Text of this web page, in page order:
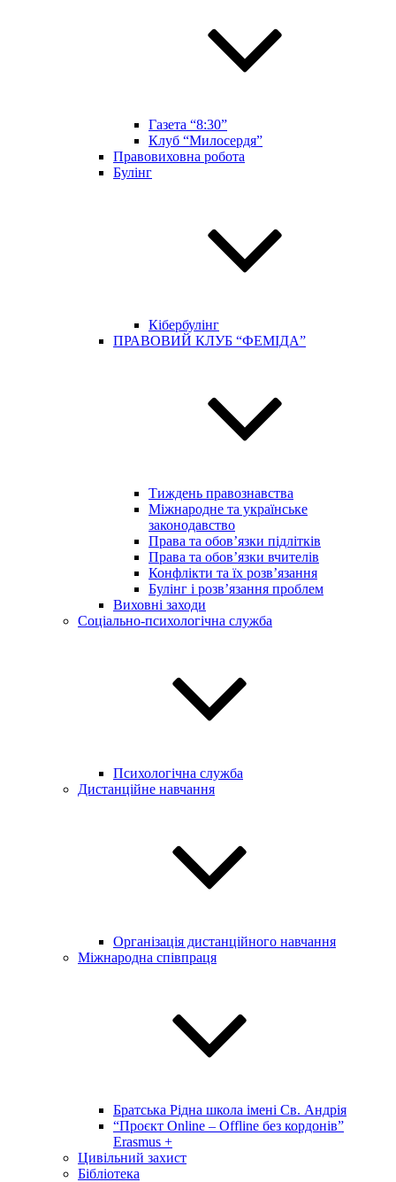
Газета “8:30”
Клуб “Милосердя”
Правовиховна робота
Булінг
Кібербулінг
ПРАВОВИЙ КЛУБ “ФЕМІДА”
Тиждень правознавства
Міжнародне та українське
законодавство
Права та обов’язки підлітків
Права та обов’язки вчителів
Конфлікти та їх розв’язання
Булінг і розв’язання проблем
Виховні заходи
Соціально-психологічна служба
Психологічна служба
Дистанційне навчання
Організація дистанційного навчання
Міжнародна співпраця
Братська Рідна школа імені Св. Андрія
“Проєкт Online – Offline без кордонів”
Erasmus +
Цивільний захист
Бібліотека